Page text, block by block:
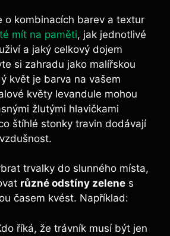
o kombinacích barev a textur
mít na paměti, jak jednotlivé
a jaký celkový dojem
si zahradu jako malířskou
květ je barva na vašem
květy levandule mohou
žlutými hlavičkami
štíhlé stonky travin dodávají
trvalky do slunného místa,
různé odstíny zelene s
časem kvést. Například:
říká, že trávník musí být jen